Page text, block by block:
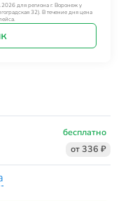
для региона г. Воронеж у
32). В течение дня цена
бесплатно
от 336 ₽